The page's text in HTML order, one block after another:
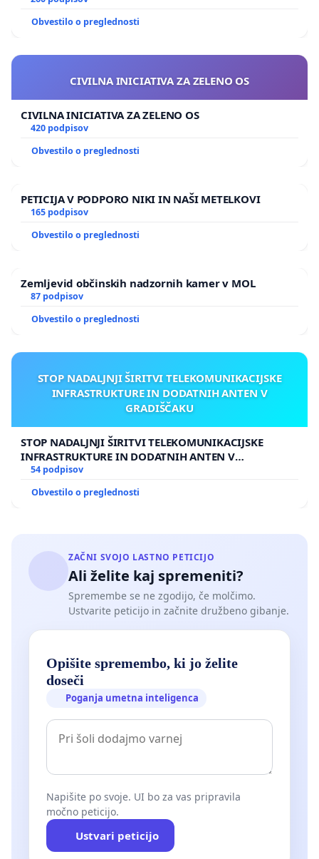
Obvestilo o preglednosti
CIVILNA INICIATIVA ZA ZELENO OS
CIVILNA INICIATIVA ZA ZELENO OS
420 podpisov
Obvestilo o preglednosti
PETICIJA V PODPORO NIKI IN NAŠI METELKOVI
165 podpisov
Obvestilo o preglednosti
Zemljevid občinskih nadzornih kamer v MOL
87 podpisov
Obvestilo o preglednosti
STOP NADALJNJI ŠIRITVI TELEKOMUNIKACIJSKE
INFRASTRUKTURE IN DODATNIH ANTEN V
GRADIŠČAKU
STOP NADALJNJI ŠIRITVI TELEKOMUNIKACIJSKE
INFRASTRUKTURE IN DODATNIH ANTEN V
GRADIŠČAKU
54 podpisov
Obvestilo o preglednosti
ZAČNI SVOJO LASTNO PETICIJO
Ali želite kaj spremeniti?
Spremembe se ne zgodijo, če molčimo.
Ustvarite peticijo in začnite družbeno gibanje.
Opišite spremembo, ki jo želite
doseči
Poganja umetna inteligenca
Napišite po svoje. UI bo za vas pripravila
močno peticijo.
Ustvari peticijo